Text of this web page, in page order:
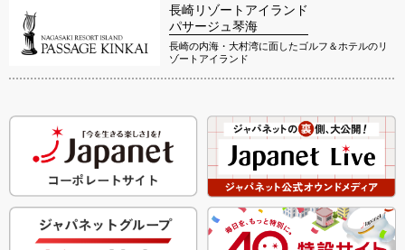
長崎リゾートアイランド
パサージュ琴海
長崎の内海・大村湾に面したゴルフ＆ホテルのリ
ゾートアイランド